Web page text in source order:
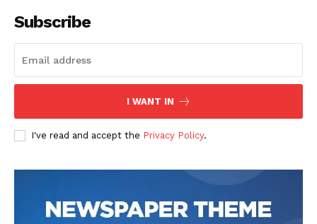
Subscribe
I WANT IN
I've read and accept the Privacy Policy.